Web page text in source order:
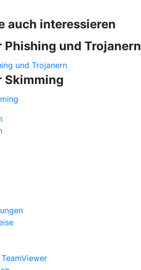
auch interessieren
Phishing und Trojanern
und Trojanern
Skimming